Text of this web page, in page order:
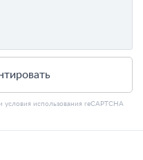
условия использования reCAPTCHA